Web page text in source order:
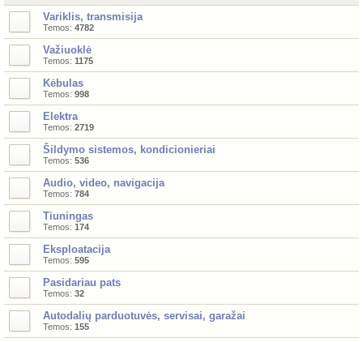
Variklis, transmisija
Temos: 4782
Važiuoklė
Temos: 1175
Kėbulas
Temos: 998
Elektra
Temos: 2719
Šildymo sistemos, kondicionieriai
Temos: 536
Audio, video, navigacija
Temos: 784
Tiuningas
Temos: 174
Eksploatacija
Temos: 595
Pasidariau pats
Temos: 32
Autodalių parduotuvės, servisai, garažai
Temos: 155